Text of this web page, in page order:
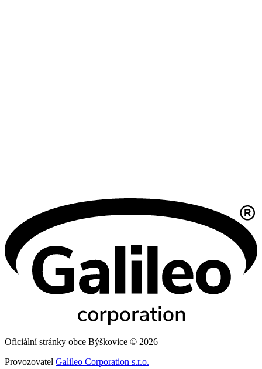
Oficiální stránky obce Býškovice © 2026
Provozovatel Galileo Corporation s.r.o.